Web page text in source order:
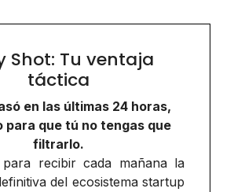
Shot: Tu ventaja
táctica
en las últimas 24 horas,
para que tú no tengas que
filtrarlo.
para recibir cada mañana la
del ecosistema startup